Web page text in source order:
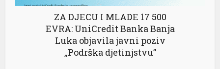
ZA DJECU I MLADE 17 500
EVRA: UniCredit Banka Banja
Luka objavila javni poziv
„Podrška djetinjstvu”